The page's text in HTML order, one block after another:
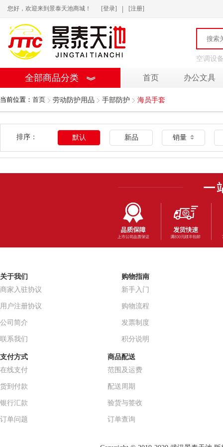
您好，欢迎来到景泰天池商城！ [登录] | [注册]
空调设
全部商品分类 首页 办公文具
当前位置： 首页 劳动防护用品 手部防护 海员手套
排序： 默认 新品 销量
关于我们
商家入驻协议
用户注册协议
公司简介
联系我们
购物指南
新手入门
购物流程
发票制度
积分说明
支付方式
在线支付
货到付款
银行汇款
订单问题
商品配送
范围及运费
配送周期
验货与签收
订单查询